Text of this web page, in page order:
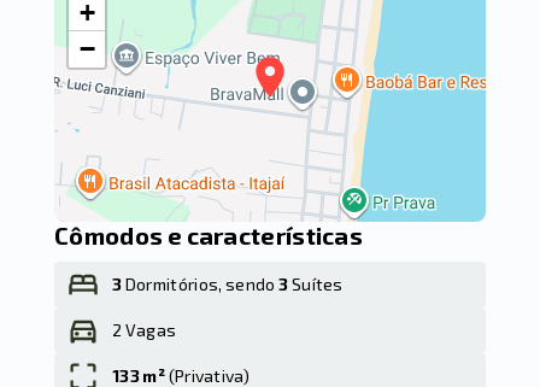
+
−
Cômodos e características
3Dormitórios, sendo3Suítes
2 Vagas
133 m²(Privativa)